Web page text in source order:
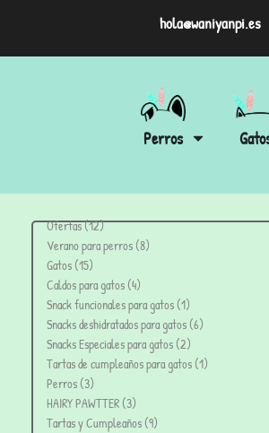
hola@waniyanpi.es
Perros
Ofertas 12
Verano para perros 8
Gatos 15
Caldos para gatos 4
Snack funcionales para gatos 1
Snacks deshidratados para gatos 6
Snacks Especiales para gatos 2
Tartas de cumpleaños para gatos 1
Perros 3
HAIRY PAWTTER 3
Tartas y Cumpleaños 9